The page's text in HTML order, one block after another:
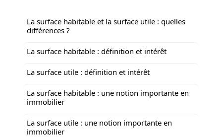
La surface habitable et la surface utile : quelles
différences ?
La surface habitable : définition et intérêt
La surface utile : définition et intérêt
La surface habitable : une notion importante en
immobilier
La surface utile : une notion importante en
immobilier